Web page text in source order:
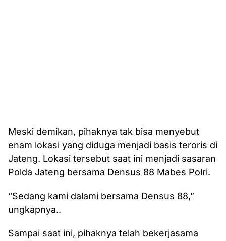
Meski demikan, pihaknya tak bisa menyebut
enam lokasi yang diduga menjadi basis teroris di
Jateng. Lokasi tersebut saat ini menjadi sasaran
Polda Jateng bersama Densus 88 Mabes Polri.
“Sedang kami dalami bersama Densus 88,”
ungkapnya..
Sampai saat ini, pihaknya telah bekerjasama